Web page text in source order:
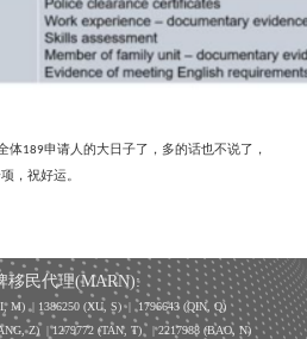
体189申请人的大日子了，多的话也不说了，
，祝好运。
移民代理(MARN):
M) | 1386250 (XU, S)| 1796643 (QIN, Q)
Z) | 1279772 (TAN, T) | 2217988 (BAO, N)